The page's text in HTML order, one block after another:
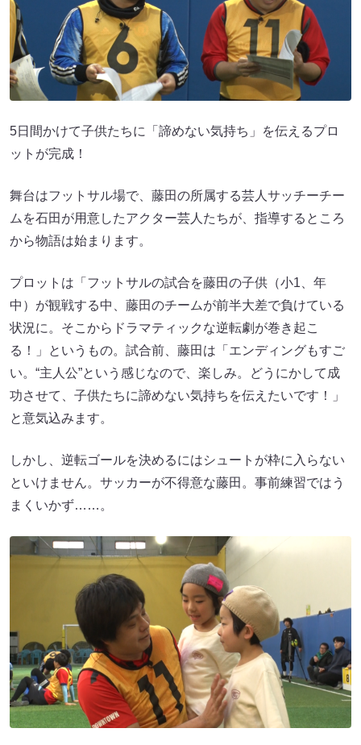
5日間かけて子供たちに「諦めない気持ち」を伝えるプロ
ットが完成！
舞台はフットサル場で、藤田の所属する芸人サッチーチー
ムを石田が用意したアクター芸人たちが、指導するところ
から物語は始まります。
プロットは「フットサルの試合を藤田の子供（小1、年
中）が観戦する中、藤田のチームが前半大差で負けている
状況に。そこからドラマティックな逆転劇が巻き起こ
る！」というもの。試合前、藤田は「エンディングもすご
い。“主人公”という感じなので、楽しみ。どうにかして成
功させて、子供たちに諦めない気持ちを伝えたいです！」
と意気込みます。
しかし、逆転ゴールを決めるにはシュートが枠に入らない
といけません。サッカーが不得意な藤田。事前練習ではう
まくいかず……。